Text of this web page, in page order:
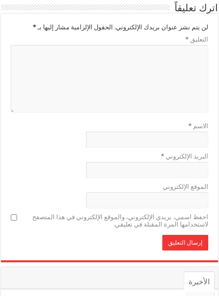
اترك تعليقاً
لن يتم نشر عنوان بريدك الإلكتروني. الحقول الإلزامية مشار إليها بـ*
التعليق*
الاسم*
البريد الإلكتروني*
الموقع الإلكتروني
احفظ اسمي، بريدي الإلكتروني، والموقع الإلكتروني في هذا المتصفح
لاستخدامها المرة المقبلة في تعليقي.
الأخيرة